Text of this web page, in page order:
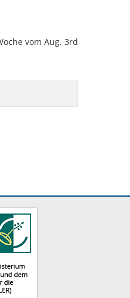
vom Aug. 3rd